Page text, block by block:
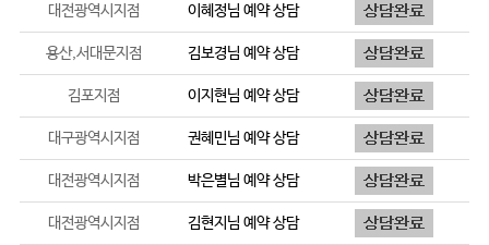
대전광역시지점 이혜정님 예약 상담
용산,서대문지점 김보경님 예약 상담
김포지점 이지현님 예약 상담
대구광역시지점 권혜민님 예약 상담
대전광역시지점 박은별님 예약 상담
대전광역시지점 김현지 님 예약 상담